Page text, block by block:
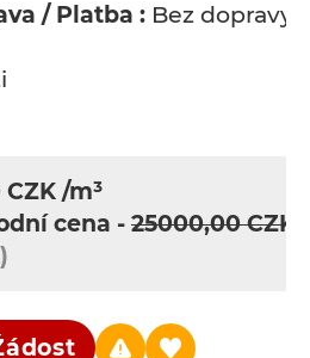
/ Platba : Bez dopravy
CZK /m³
cena - 25000,00 CZK